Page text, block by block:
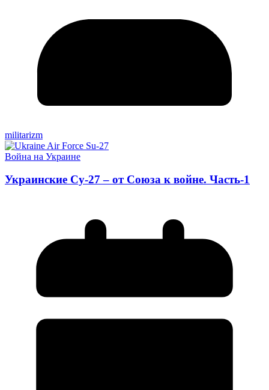
militarizm
Война на Украине
Украинские Су-27 – от Союза к войне. Часть-1